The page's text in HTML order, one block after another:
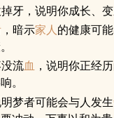
牙，说明你成长、变
，暗示家人 的健康可
流血 ，说明你正经
。
梦者可能会与人发生